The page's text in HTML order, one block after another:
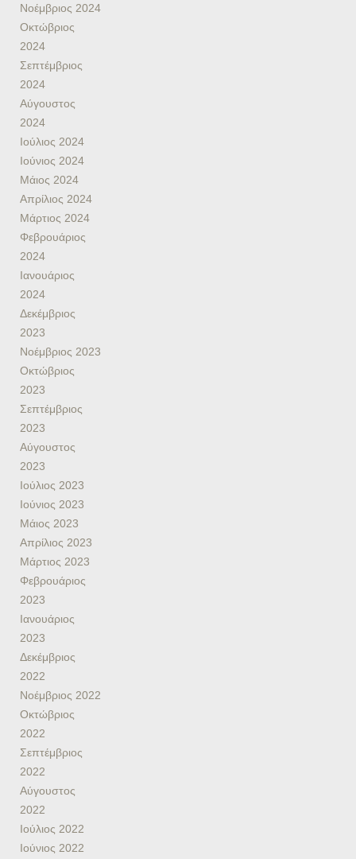
Νοέμβριος 2024
Οκτώβριος
2024
Σεπτέμβριος
2024
Αύγουστος
2024
Ιούλιος 2024
Ιούνιος 2024
Μάιος 2024
Απρίλιος 2024
Μάρτιος 2024
Φεβρουάριος
2024
Ιανουάριος
2024
Δεκέμβριος
2023
Νοέμβριος 2023
Οκτώβριος
2023
Σεπτέμβριος
2023
Αύγουστος
2023
Ιούλιος 2023
Ιούνιος 2023
Μάιος 2023
Απρίλιος 2023
Μάρτιος 2023
Φεβρουάριος
2023
Ιανουάριος
2023
Δεκέμβριος
2022
Νοέμβριος 2022
Οκτώβριος
2022
Σεπτέμβριος
2022
Αύγουστος
2022
Ιούλιος 2022
Ιούνιος 2022